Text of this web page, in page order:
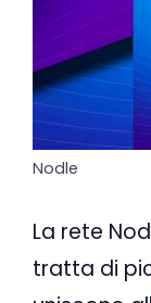
Nodle
La rete
tratta di